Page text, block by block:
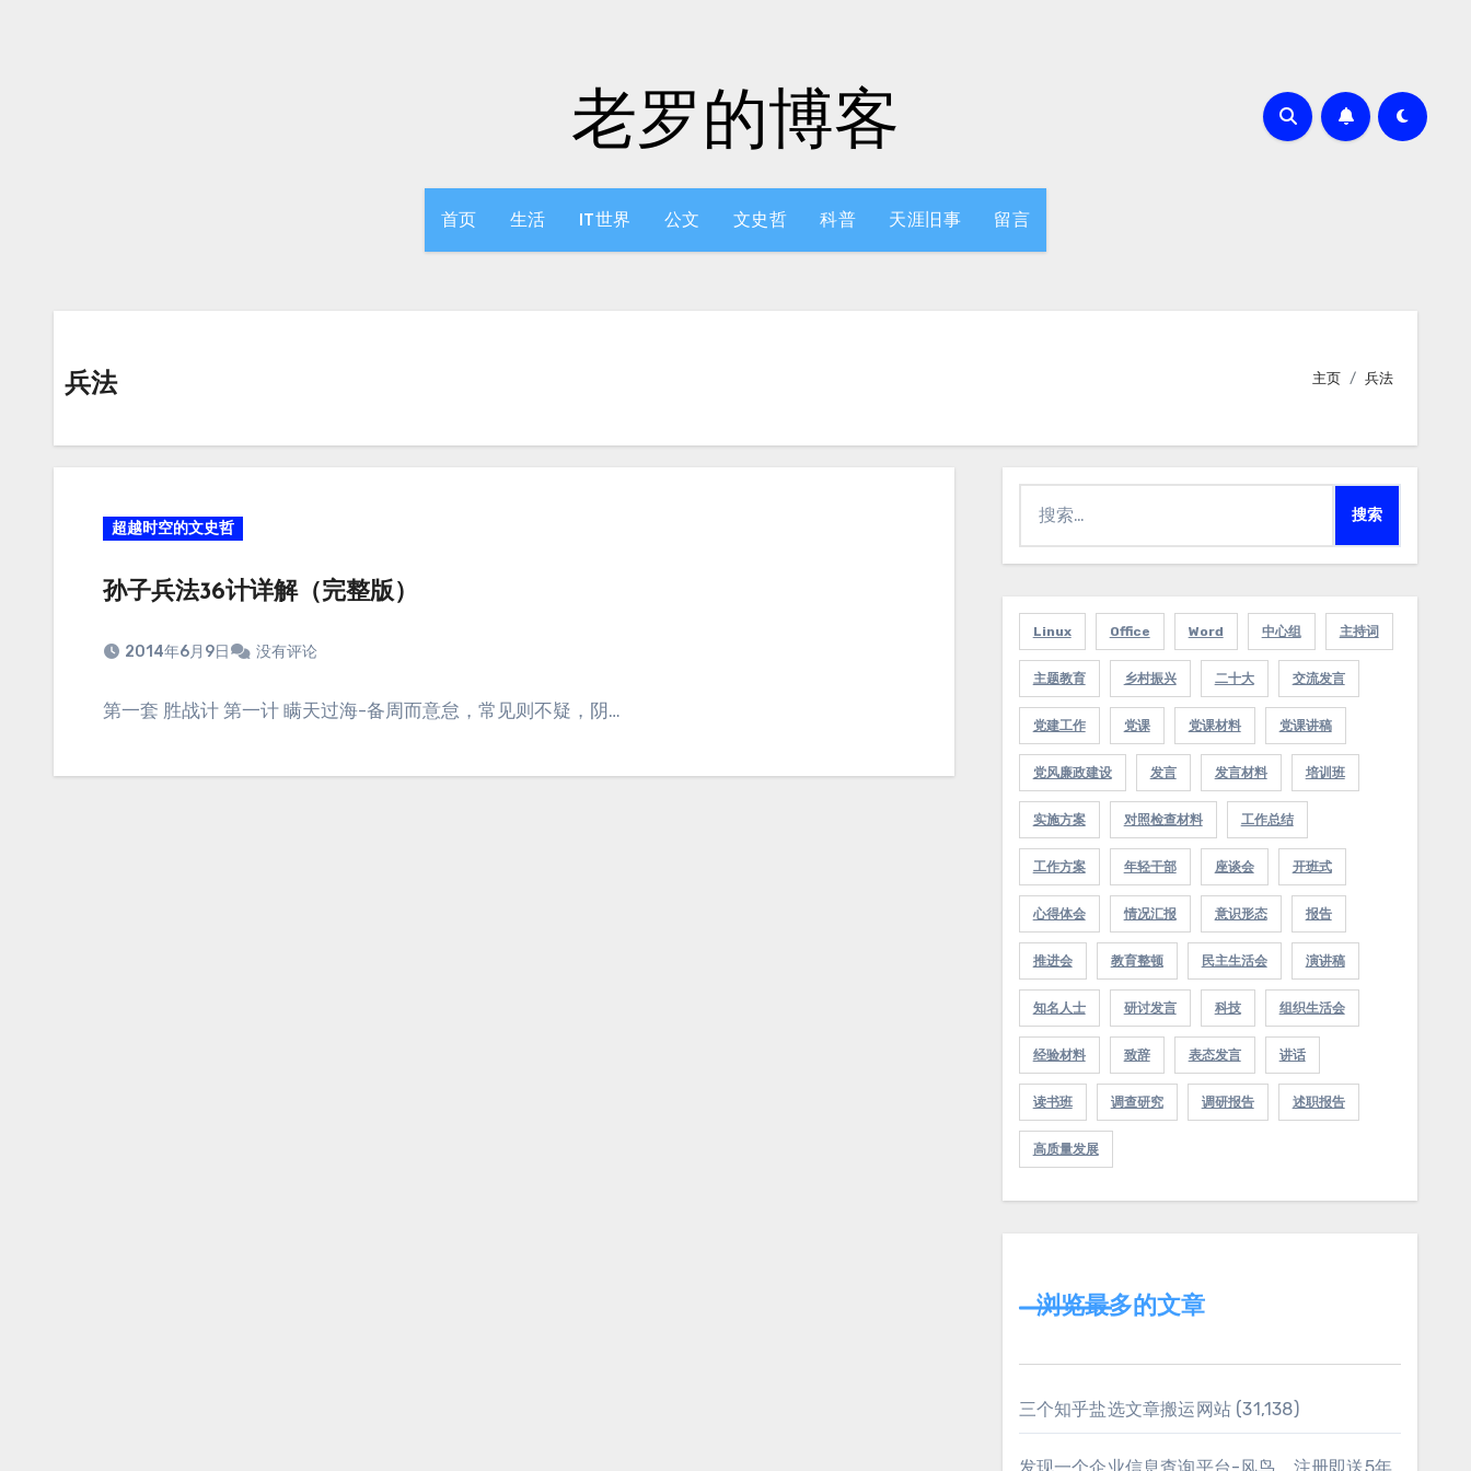
老罗的博客
首页 生活 IT世界 公文 文史哲 科普 天涯旧事 留言
兵法 主页 兵法
超越时空的文史哲
孙子兵法36计详解（完整版）
2014年6月9日 没有评论
第一套 胜战计 第一计 瞒天过海-备周而意怠，常见则不疑，阴…
索：
Linux Office Word 中心组 主持词
主题教育 乡村振兴 二十大 交流发言
党建工作 党课 党课材料 党课讲稿
党风廉政建设 发言 发言材料 培训班
实施方案 对照检查材料 工作总结
工作方案 年轻干部 座谈会 开班式
心得体会 情况汇报 意识形态 报告
推进会 教育整顿 民主生活会 演讲稿
知名人士 研讨发言 科技 组织生活会
经验材料 致辞 表态发言 讲话
读书班 调查研究 调研报告 述职报告
高质量发展
浏览最多的文章
三个知乎盐选文章搬运网站 (31,138)